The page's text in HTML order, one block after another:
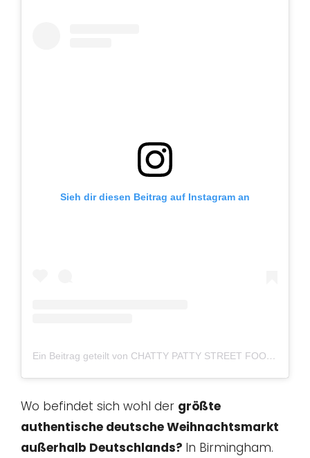
Sieh dir diesen Beitrag auf Instagram an
Ein Beitrag geteilt von CHATTY PATTY STREET FOOD ⚡️ (@_chatty_patty_)
Wo befindet sich wohl der größte
authentische deutsche Weihnachtsmarkt
außerhalb Deutschlands? In Birmingham.